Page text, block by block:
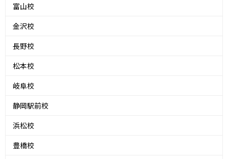
富山校
金沢校
長野校
松本校
岐阜校
静岡駅前校
浜松校
豊橋校